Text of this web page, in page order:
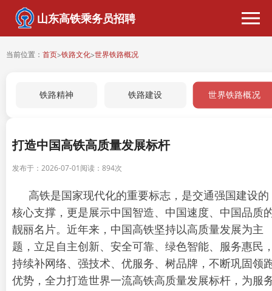
山东高铁乘务员招聘
当前位置： 首页>铁路文化>世界铁路概况
铁路精神 铁路建设 世界铁路概况
打造中国高铁高质量发展标杆
发布于：2026-07-01 阅读： 894次
高铁是国家现代化的重要标志，是交通强国建设的
核心支撑，更是展示中国智造、中国速度、中国品质
靓丽名片。近年来，中国高铁坚持以高质量发展为主
题，立足自主创新、安全可靠、绿色智能、服务惠民
持续补网络、强技术、优服务、树品牌，不断巩固领
优势，全力打造世界一流高铁高质量发展标杆，为服